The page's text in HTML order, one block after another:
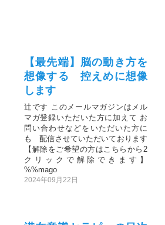
【最先端】脳の動き方を
想像する 控えめに想像
します
辻です このメールマガジンはメル
マガ登録いただいた方に加えて お
問い合わせなどをいただいた方に
も 配信させていただいております
【解除をご希望の方はこちらから2
クリックで解除できます】
%%mago
2024年09月22日